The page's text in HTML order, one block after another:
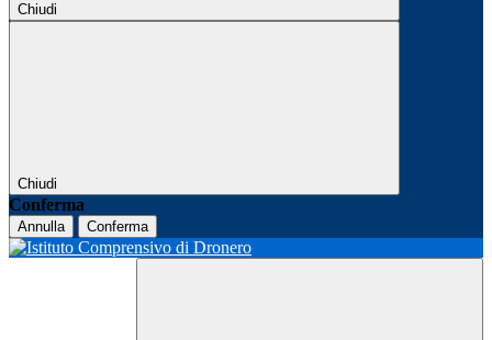
Chiudi
Chiudi
Conferma
Annulla Conferma